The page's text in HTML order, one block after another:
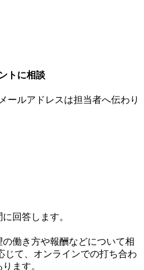
おりますので、転職後の給料の
、入社後のこと等、皆さまの転
を本音でご相談下さい。 ま
点からレジュメ、面接等につい
が輝ける場所を、私たちヒュー
になって考えさせて頂きます！
ト に相談
ールアドレスは担当者へ伝わり
回答します。
働き方や報酬などについて相
じて、オンラインでの打ち合わ
ます。